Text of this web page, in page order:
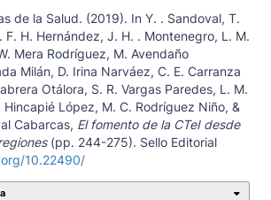
de la Salud. (2019). In Y. . Sandoval, T.
F. H. Hernández, J. H. . Montenegro, L. M.
Mera Rodríguez, M. Avendaño
Milán, D. Irina Narváez, C. E. Carranza
Otálora, S. R. Vargas Paredes, L. M.
Hincapié López, M. C. Rodríguez Niño, &
Cabarcas, El fomento de la CTeI desde
(pp. 244-275). Sello Editorial
10.22490/